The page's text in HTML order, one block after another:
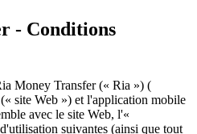
- Conditions
Money Transfer (« Ria ») (
site Web ») et l'application mobile
avec le site Web, l'«
suivantes (ainsi que tout